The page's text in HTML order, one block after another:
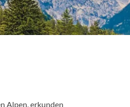
Alpen, erkunden